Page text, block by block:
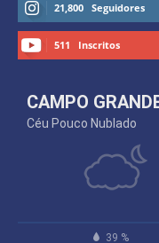
21,800 Seguidores
511 Inscritos
CAMPO
Céu Pouco Nublado
39 %